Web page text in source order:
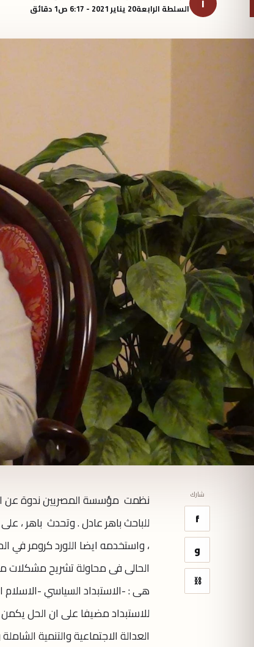
السلطة الرابعة20 يناير 2021 - 6:17 ص 1 دقائق
شارك
f
و
⛓
نظمت مؤسسة المصريين ندوة عن
للباحث باهر عادل . وتحدث باهر ،
، واستخدمه ايضا اللورد كرومر في
الحالى فى محاولة تشريح مشكلات
هى : -الاستبداد السياسي -الاسلام
العدالة الاجتماعية والتنمية